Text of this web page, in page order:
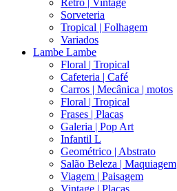
Retro | Vintage
Sorveteria
Tropical | Folhagem
Variados
Lambe Lambe
Floral | Tropical
Cafeteria | Café
Carros | Mecânica | motos
Floral | Tropical
Frases | Placas
Galeria | Pop Art
Infantil L
Geométrico | Abstrato
Salão Beleza | Maquiagem
Viagem | Paisagem
Vintage | Placas